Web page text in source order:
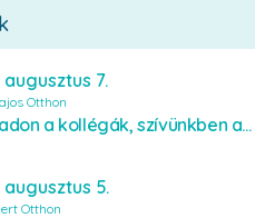
augusztus 7.
Otthon
Színpadon a kollégák, szívünkben a lakók
augusztus 5.
Otthon